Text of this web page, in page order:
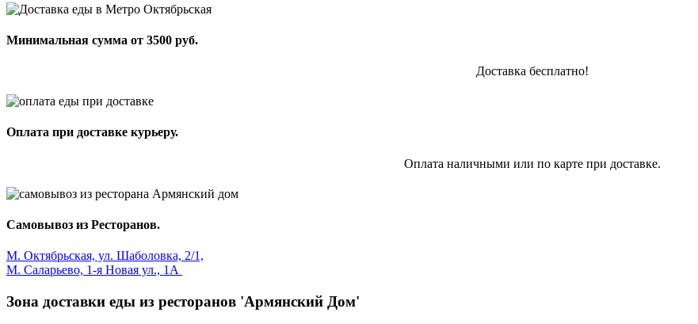
Минимальная сумма от 3500 руб.
Доставка бесплатно!
Оплата при доставке курьеру.
Оплата наличными или по карте при доставке.
Самовывоз из Ресторанов.
М. Октябрьская, ул. Шаболовка, 2/1,
М. Саларьево, 1-я Новая ул., 1А
Зона доставки еды из ресторанов 'Армянский Дом'